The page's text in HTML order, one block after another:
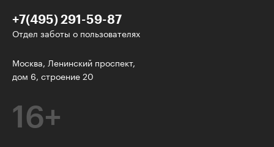
+7(495) 291-59-87
Отдел заботы о пользователях
Москва, Ленинский проспект,
дом 6, строение 20
16+
У нас есть классные рассылки!
Электронная почта